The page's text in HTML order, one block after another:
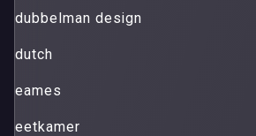
dubbelman design
dutch
eames
eetkamer